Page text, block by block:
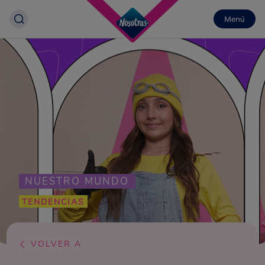
Menú
NUESTRO MUNDO
TENDENCIAS
VOLVER A